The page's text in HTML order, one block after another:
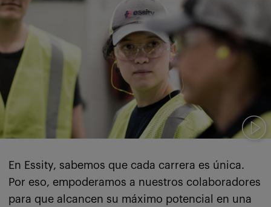
En Essity, sabemos que cada carrera es única.
Por eso, empoderamos a nuestros colaboradores
para que alcancen su máximo potencial en una